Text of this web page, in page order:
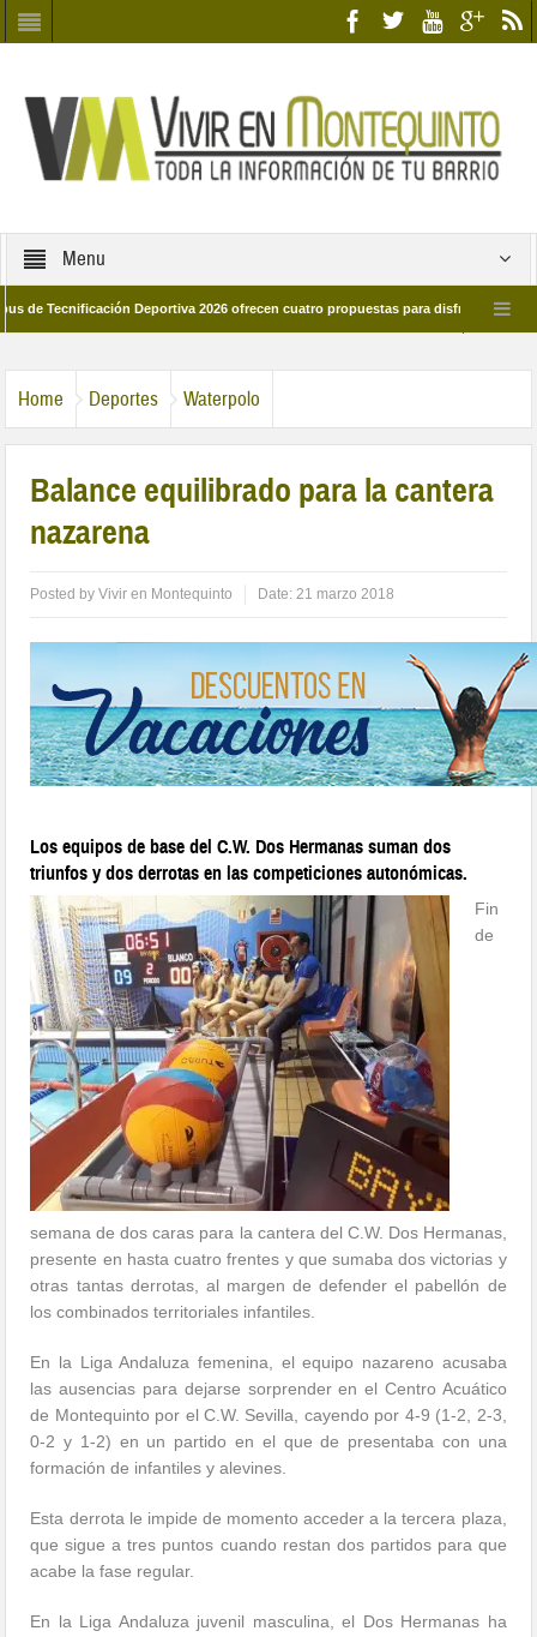
Menu
Deportiva 2026 ofrecen cuatro propuestas para disfrutar del deporte
Home Deportes Waterpolo
Balance equilibrado para la cantera
nazarena
Posted byVivir en Montequinto Date:21 marzo 2018
Los equipos de base del C.W. Dos Hermanas suman dos
triunfos y dos derrotas en las competiciones autonómicas.
Fin
de
semana de dos caras para la cantera del C.W. Dos Hermanas,
presente en hasta cuatro frentes y que sumaba dos victorias y
otras tantas derrotas, al margen de defender el pabellón de
los combinados territoriales infantiles.
En la Liga Andaluza femenina, el equipo nazareno acusaba
las ausencias para dejarse sorprender en el Centro Acuático
de Montequinto por el C.W. Sevilla, cayendo por 4-9 (1-2, 2-3,
0-2 y 1-2) en un partido en el que de presentaba con una
formación de infantiles y alevines.
Esta derrota le impide de momento acceder a la tercera plaza,
que sigue a tres puntos cuando restan dos partidos para que
acabe la fase regular.
En la Liga Andaluza juvenil masculina, el Dos Hermanas ha